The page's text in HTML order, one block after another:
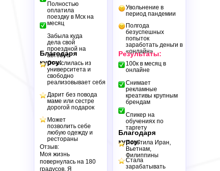
Результаты:
Благодаря
курсу:
Отзыв:
Моя жизнь
повернулась на 180
градусов. Я
Благодаря
курсу:
Полностью
оплатила
поездку в Мск на
месяц
Забыла куда
дела свой
проездной на
автобус
100к в месяц в
онлайне
Снимает
рекламные
креативы крупным
брендам
Спикер на
обучениях по
таргету
Отчислилась из
университета и
свободно
реализовывает себя
Посетила Иран,
Вьетнам,
Филиппины
Дарит без повода
маме или сестре
дорогой подарок
Стала
зарабатывать
Может
позволить себе
любую одежду и
рестораны
Увольнение в
период пандемии
Полгода
безуспешных
попыток
заработать деньги в
«онлайн»